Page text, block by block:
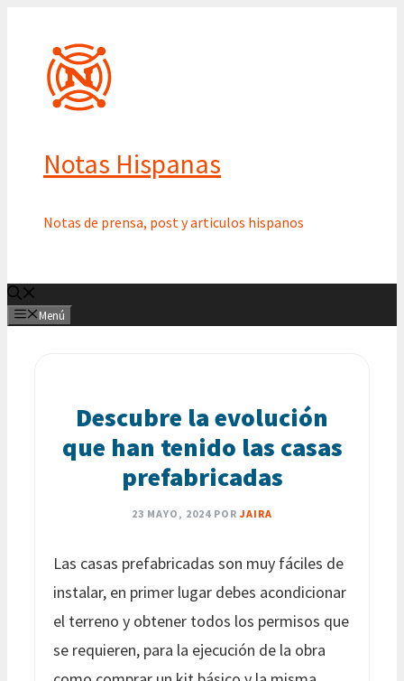
contenido
Notas Hispanas
Notas de prensa, post y articulos hispanos
Menú
Descubre la evolución
que han tenido las casas
prefabricadas
23 MAYO, 2024 POR JAIRA
Las casas prefabricadas son muy fáciles de
instalar, en primer lugar debes acondicionar
el terreno y obtener todos los permisos que
se requieren, para la ejecución de la obra